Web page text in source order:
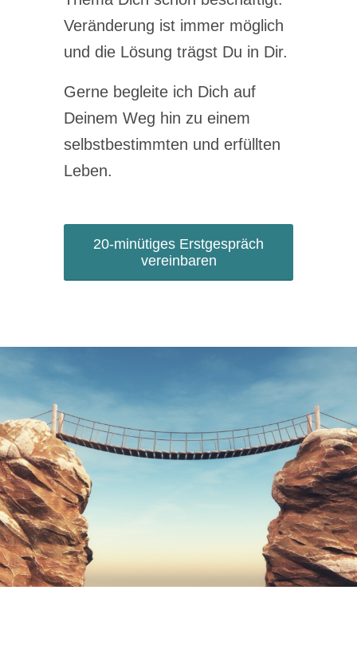
Veränderung ist immer möglich
und die Lösung trägst Du in Dir.
Gerne begleite ich Dich auf
Deinem Weg hin zu einem
selbstbestimmten und erfüllten
Leben.
20-minütiges Erstgespräch
vereinbaren